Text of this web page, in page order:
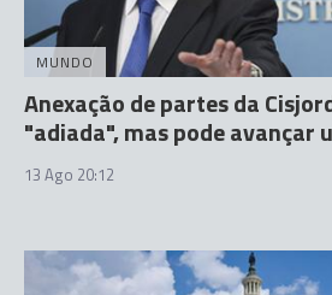
MUNDO
Anexação de partes da
"adiada", mas pode avançar
13 Ago 20:12